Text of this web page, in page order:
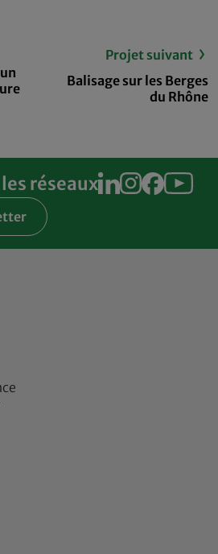
Projet suivant
Balisage sur les Berges
du Rhône
réseaux